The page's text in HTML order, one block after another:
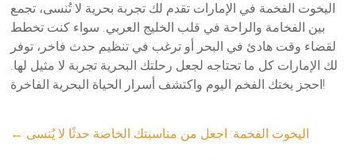
اليخوت الفخمة في الإمارات تقدم لك تجربة بحرية لا تُنسى، تجمع
بين الفخامة والراحة في قلب الخليج العربي. سواء كنت تخطط
لقضاء وقت هادئ في البحر أو ترغب في تنظيم حدث فاخر، توفر
لك الإمارات كل ما تحتاجه لجعل رحلتك البحرية تجربة لا مثيل لها.
احجز يختك الفخم اليوم واكتشف أسرار الحياة البحرية الفاخرة!
← اليخوت الفخمة: اجعل من مناسبتك الخاصة حدثًا لا يُنسى